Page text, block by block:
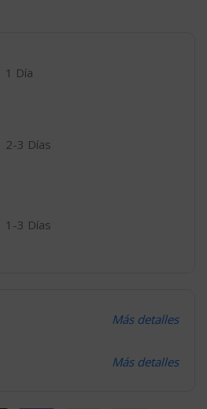
1 Día
2-3 Días
1-3 Días
Más detalles
Más detalles